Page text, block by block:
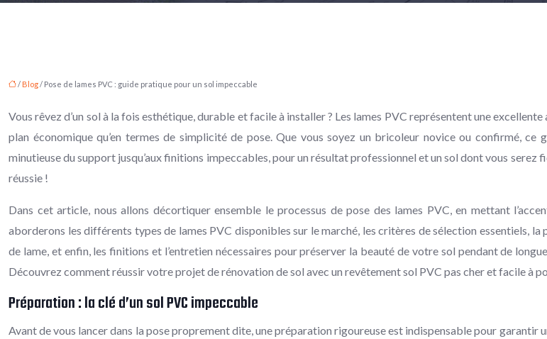
/ Blog/ Pose de lames PVC : guide pratique pour un sol impeccable
Vous rêvez d’un sol à la fois esthétique, durable et facile à installer ? Les lames PVC représentent une
plan économique qu’en termes de simplicité de pose. Que vous soyez un bricoleur novice ou confirmé,
minutieuse du support jusqu’aux finitions impeccables, pour un résultat professionnel et un sol dont vous serez
réussie !
Dans cet article, nous allons décortiquer ensemble le processus de pose des lames PVC, en mettant
aborderons les différents types de lames PVC disponibles sur le marché, les critères de sélection essentiels,
de lame, et enfin, les finitions et l’entretien nécessaires pour préserver la beauté de votre sol pendant de
Découvrez comment réussir votre projet de rénovation de sol avec un revêtement sol PVC pas cher et facile à
Préparation : la clé d’un sol PVC impeccable
Avant de vous lancer dans la pose proprement dite, une préparation rigoureuse est indispensable pour